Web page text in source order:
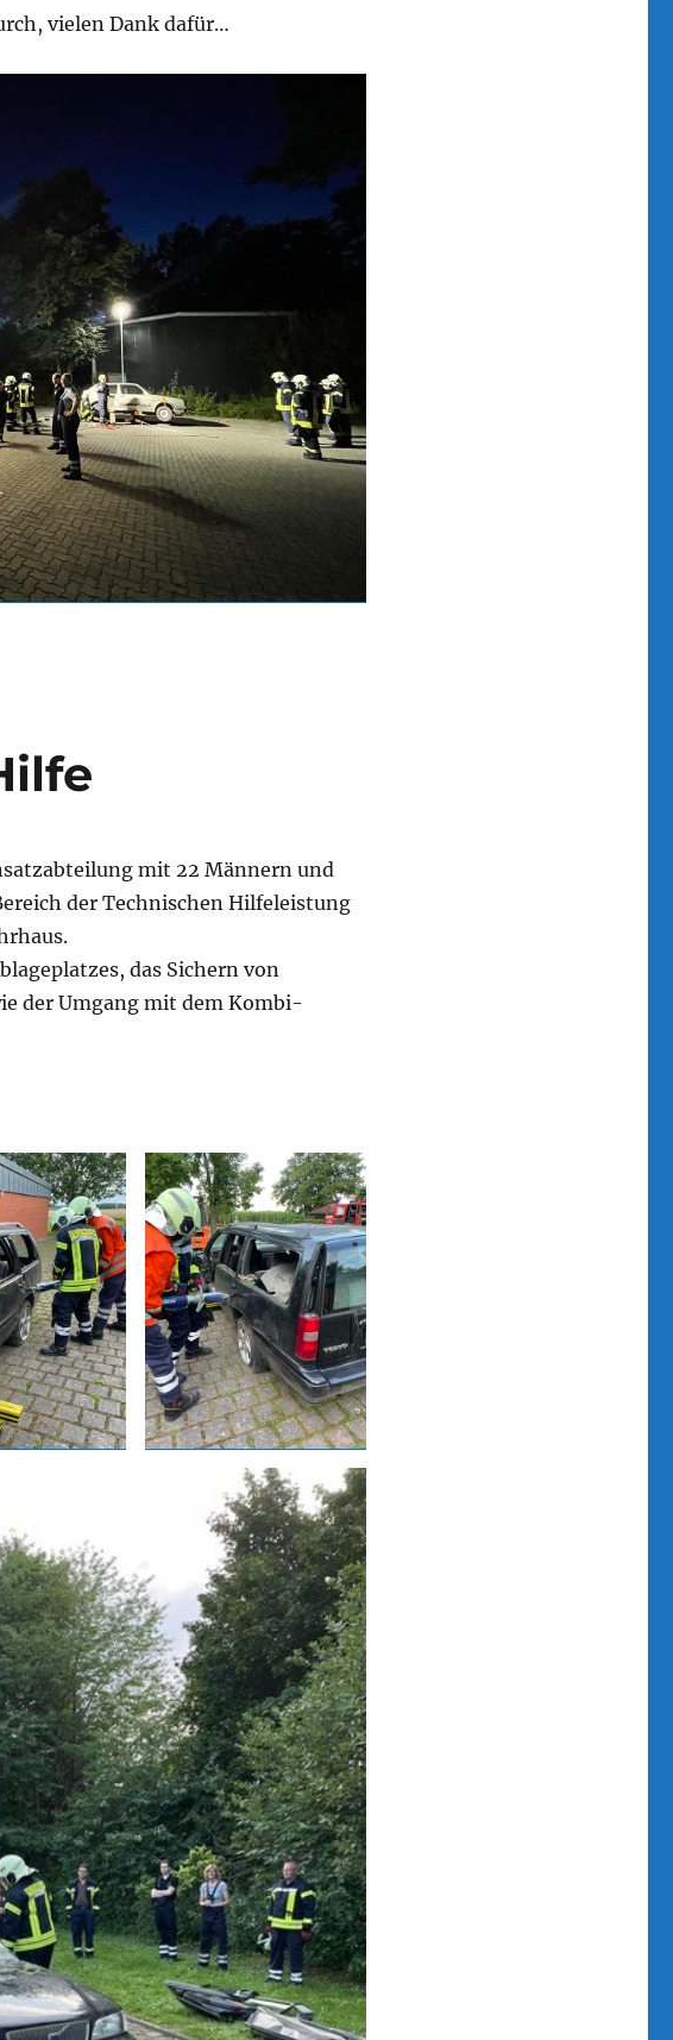
vielen Dank dafür…
mit 22 Männern und
der Technischen Hilfeleistung
das Sichern von
der Umgang mit dem Kombi-